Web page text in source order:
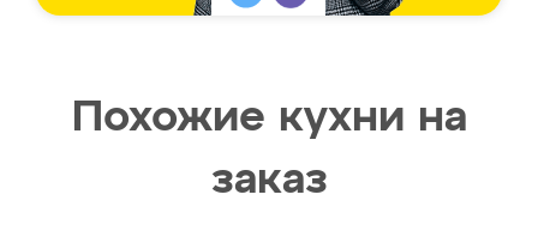
Похожие кухни на
заказ